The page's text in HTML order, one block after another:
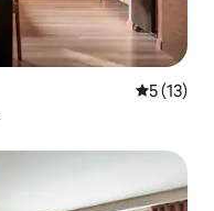
5 (13)